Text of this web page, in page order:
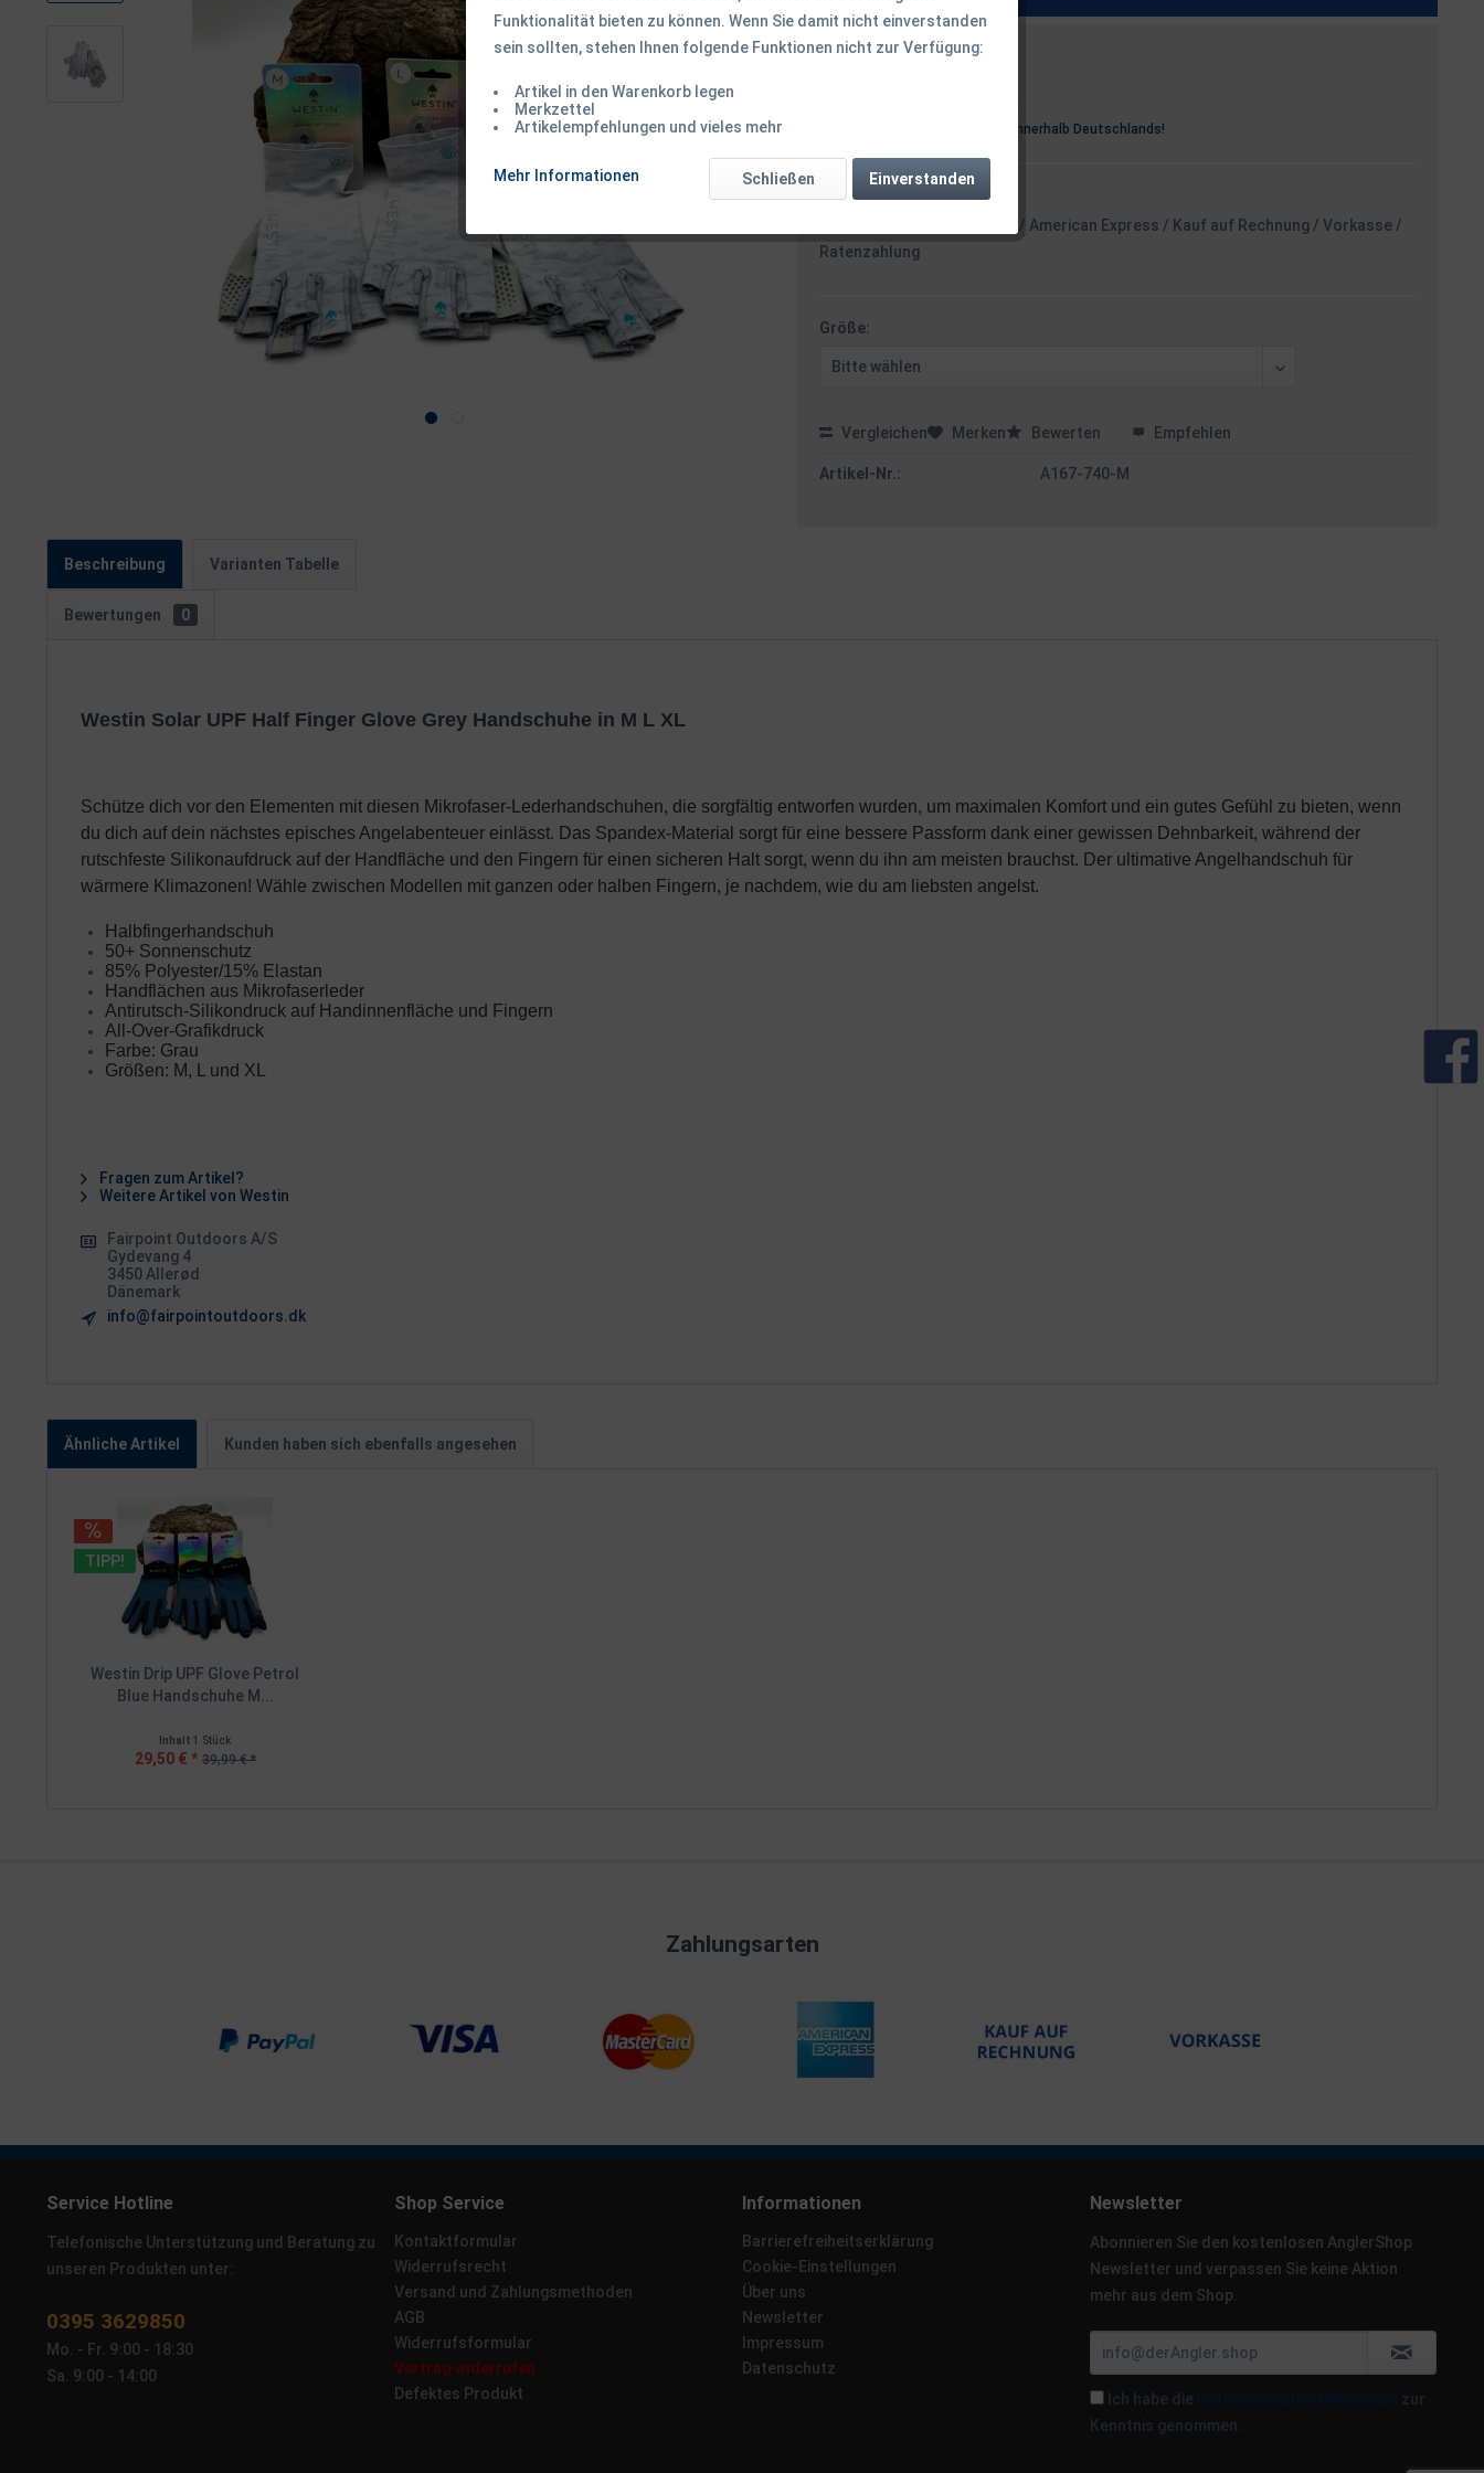
29,50 € *
innerhalb Deutschlands!
Zahlungsarten
Paypal / VISA / Mastercard / American Express / Kauf auf Rechnung / Vorkasse /
Ratenzahlung
Größe:
Vergleichen Merken Bewerten Empfehlen
Artikel-Nr.: A167-740-M
Beschreibung Varianten Tabelle
Bewertungen 0
Westin Solar UPF Half Finger Glove Grey Handschuhe in M L XL
Schütze dich vor den Elementen mit diesen Mikrofaser-Lederhandschuhen, die sorgfältig entworfen wurden, um maximalen Komfort und ein gutes Gefühl zu bieten, wenn
du dich auf dein nächstes episches Angelabenteuer einlässt. Das Spandex-Material sorgt für eine bessere Passform dank einer gewissen Dehnbarkeit, während der
rutschfeste Silikonaufdruck auf der Handfläche und den Fingern für einen sicheren Halt sorgt, wenn du ihn am meisten brauchst. Der ultimative Angelhandschuh für
wärmere Klimazonen! Wähle zwischen Modellen mit ganzen oder halben Fingern, je nachdem, wie du am liebsten angelst.
Halbfingerhandschuh
50+ Sonnenschutz
85% Polyester/15% Elastan
Handflächen aus Mikrofaserleder
Antirutsch-Silikondruck auf Handinnenfläche und Fingern
All-Over-Grafikdruck
Farbe: Grau
Größen: M, L und XL
Fragen zum Artikel?
Weitere Artikel von Westin
Fairpoint Outdoors A/S
Gydevang 4
3450 Allerød
Dänemark
info@fairpointoutdoors.dk
Ähnliche Artikel Kunden haben sich ebenfalls angesehen
TIPP!
Westin Drip UPF Glove Petrol
Blue Handschuhe M...
Inhalt1 Stück
29,50 € * 39,99 € *
Zahlungsarten
Service Hotline
Telefonische Unterstützung und Beratung zu
unseren Produkten unter:
0395 3629850
Mo. - Fr. 9:00 - 18:30
Sa. 9:00 - 14:00
Shop Service
Kontaktformular
Widerrufsrecht
Versand und Zahlungsmethoden
AGB
Widerrufsformular
Vertrag widerrufen
Defektes Produkt
Informationen
Barrierefreiheitserklärung
Cookie-Einstellungen
Über uns
Newsletter
Impressum
Datenschutz
Newsletter
Abonnieren Sie den kostenlosen AnglerShop
Newsletter und verpassen Sie keine Aktion
mehr aus dem Shop.
Ich habe die Datenschutzbestimmungen zur
Kenntnis genommen.
Funktionalität bieten zu können. Wenn Sie damit nicht einverstanden
sein sollten, stehen Ihnen folgende Funktionen nicht zur Verfügung:
Artikel in den Warenkorb legen
Merkzettel
Artikelempfehlungen und vieles mehr
Mehr Informationen Einverstanden
Schließen